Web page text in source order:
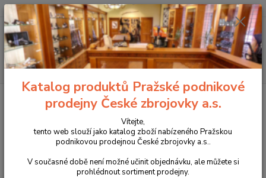
Menu
Hledat
+420 225 375 800
Propagační předměty a oděvy CZUB
Propagační předměty CZUB
Zápisník
Zápisník
Katalog produktů Pražské podnikové
prodejny České zbrojovky a.s.
Vítejte,
tento web slouží jako katalog zboží nabízeného Pražskou
podnikovou prodejnou České zbrojovky a.s..
V současné době není možné učinit objednávku, ale můžete si
prohlédnout sortiment prodejny.